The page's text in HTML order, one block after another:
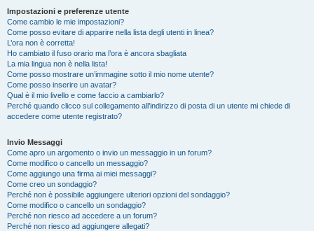
Impostazioni e preferenze utente
Come cambio le mie impostazioni?
Come posso evitare di apparire nella lista degli utenti in linea?
L’ora non è corretta!
Ho cambiato il fuso orario ma l’ora è ancora sbagliata
La mia lingua non è nella lista!
Come posso mostrare un’immagine sotto il mio nome utente?
Come posso inserire un avatar?
Qual è il mio livello e come faccio a cambiarlo?
Perché quando clicco sul collegamento all’indirizzo di posta di un utente mi chiede di
accedere come utente registrato?
Invio Messaggi
Come apro un argomento o invio un messaggio in un forum?
Come modifico o cancello un messaggio?
Come aggiungo una firma ai miei messaggi?
Come creo un sondaggio?
Perché non è possibile aggiungere ulteriori opzioni del sondaggio?
Come modifico o cancello un sondaggio?
Perché non riesco ad accedere a un forum?
Perché non riesco ad aggiungere allegati?